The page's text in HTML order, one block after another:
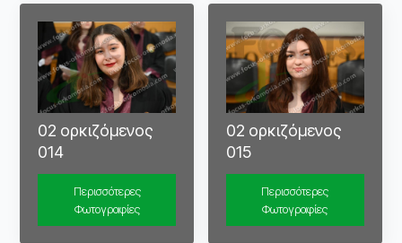
02 ορκιζόμενος
014
Περισσότερες
Φωτογραφίες
02 ορκιζόμενος
015
Περισσότερες
Φωτογραφίες